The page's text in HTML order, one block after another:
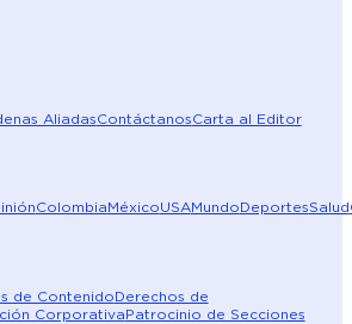
AliadasContáctanosCarta al Editor
ColombiaMéxicoUSAMundoDeportesSalud
de ContenidoDerechos de
CorporativaPatrocinio de Secciones